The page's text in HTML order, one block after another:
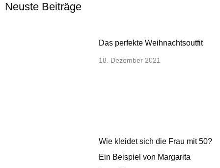
Neuste Beiträge
Das perfekte Weihnachtsoutfit
18. Dezember 2021
Wie kleidet sich die Frau mit 50?
Ein Beispiel von Margarita